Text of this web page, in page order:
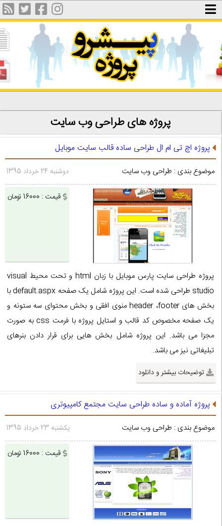
پروژه های طراحی وب سایت
پروژه اچ تی ام ال طراحی ساده قالب سایت موبایل
موضوع بندی : طراحی وب سایت دوشنبه 24 خرداد 1395
قیمت : 16000 تومان
پروژه طراحی سایت پارس موبایل با زبان html و تحت محیط visual
studio طراحی شده است. این پروژه شامل یک صفحه default.aspx با
بخش های header ،footer منوی افقی و بخش محتوای سه ستونه و
یک صفحه مخصوص کد قالب و استایل پروژه با فرمت css به صورت
مجزا می باشد. این پروژه شامل بخش هایی برای قرار دادن بنرهای
تبلیغاتی نیز می باشد.
توضیحات بیشتر و دانلود
پروژه آماده و ساده طراحی سایت مجتمع کامپیوتری
موضوع بندی : طراحی وب سایت یکشنبه 23 خرداد 1395
قیمت : 16000 تومان